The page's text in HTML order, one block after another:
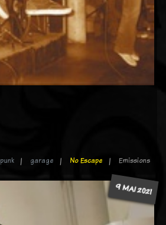
punk garage No Escape Emissions
9 MAI 2021